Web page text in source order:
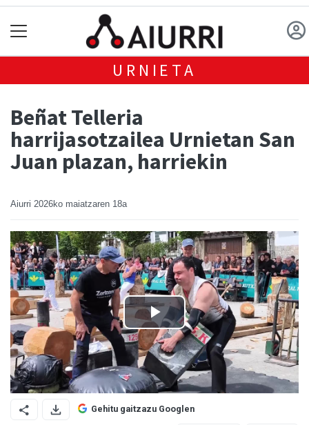
URNIETA
Beñat Telleria
harrijasotzailea Urnietan San
Juan plazan, harriekin
Aiurri 2026ko maiatzaren 18a
Gehitu gaitzazu Googlen